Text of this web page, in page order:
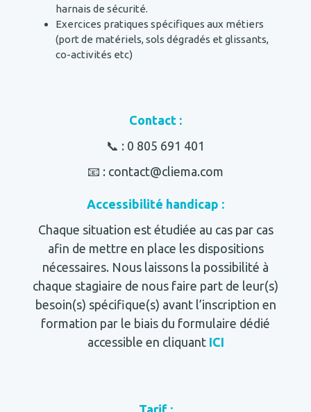
harnais de sécurité.
Exercices pratiques spécifiques aux métiers
(port de matériels, sols dégradés et glissants,
co-activités etc)
Contact :
📞 : 0 805 691 401
📧 : contact@cliema.com
Accessibilité handicap :
Chaque situation est étudiée au cas par cas
afin de mettre en place les dispositions
nécessaires. Nous laissons la possibilité à
chaque stagiaire de nous faire part de leur(s)
besoin(s) spécifique(s) avant l’inscription en
formation par le biais du formulaire dédié
accessible en cliquant ICI
Tarif :